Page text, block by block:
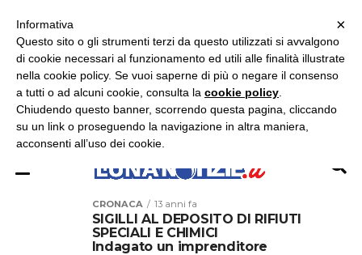
ASCOLTA RADIO LUNA
CRONACA 13 anni fa
SIGILLI AL DEPOSITO DI RIFIUTI
SPECIALI E CHIMICI
Indagato un imprenditore
×
×
Informativa
Questo sito o gli strumenti terzi da questo utilizzati si avvalgono
di cookie necessari al funzionamento ed utili alle finalità illustrate
nella cookie policy. Se vuoi saperne di più o negare il consenso
a tutti o ad alcuni cookie, consulta la cookie policy
Chiudendo questo banner, scorrendo questa pagina, cliccando
su un link o proseguendo la navigazione in altra maniera,
acconsenti all’uso dei cookie.